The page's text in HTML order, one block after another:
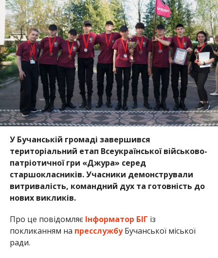
У Бучанській громаді завершився
територіальний етап Всеукраїнської військово-
патріотичної гри «Джура» серед
старшокласників. Учасники демонстрували
витривалість, командний дух та готовність до
нових викликів.
Про це повідомляє Інформатор БІГ із
покликанням на пресслужбуБучанської міської
ради.